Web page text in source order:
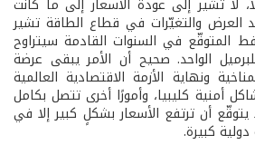
العرض والتغيّرات في قطاع الطاقة تشير
المتوقّع في السنوات القادمة سيتراوح
دولارًا للبرميل الواحد. صحيح أن الأمر يبقى عرضة
ونهاية الأزمة الاقتصادية العالمية
أمنية كليبيا، وأمورًا أخرى تتصل بكامل
يتوقّع أن ترتفع الأسعار بشكلٍ كبير إلا في
كبيرة.